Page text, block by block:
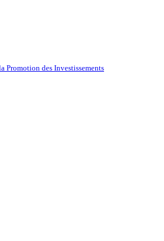
Promotion des Investissements